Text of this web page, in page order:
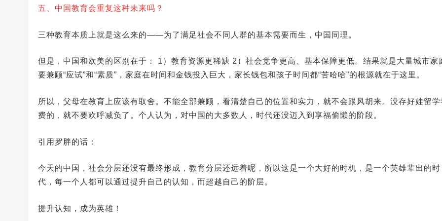
五、中国教育会重复这种未来吗？
三种教育本质上就是这么来的——为了满足社会不同人群的基本需要而生，中国同理。
但是，中国和欧美的区别在于： 1）教育资源更稀缺 2）社会竞争更高、基本保障更低。结果就是大量城市家
要兼顾“应试”和“素质”，家庭在时间和金钱投入巨大，家长钱包和孩子时间都“苦哈哈”的根源就在于这里。
所以，父母在教育上应该有取舍。不能全部兼顾，看清楚自己的位置和实力，就不会跟风胡来。没存好娃留学
费的，就不要欢呼减负了。个人认为，对中国的大多数人，时代还没迈入到享福偷懒的阶段。
引用罗胖的话：
今天的中国，社会分层还没有最终形成，教育分层还远着呢，所以这是一个大好的时机，是一个英雄辈出的时
代，每一个人都可以通过提升自己的认知，而超越自己的阶层。
提升认知，成为英雄！